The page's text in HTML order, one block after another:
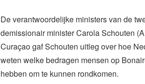
De verantwoordelijke ministers van de
demissionair minister Carola Schouten
CuraçaogafSchouten uitleg over hoe
weten welke bedragen mensen op
hebben om te kunnen rondkomen.